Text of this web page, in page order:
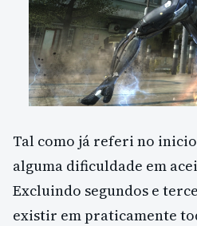
Tal como já referi no
alguma dificuldade em
Excluindo segundos e
existir em praticamente